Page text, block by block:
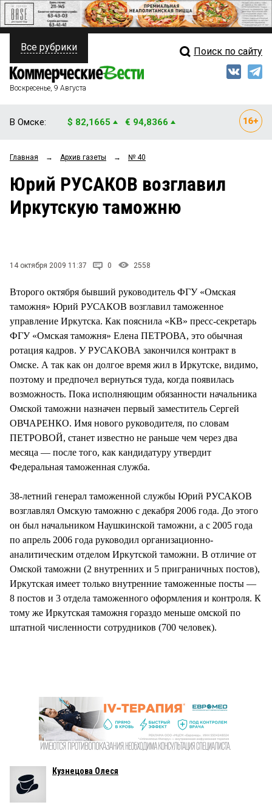
ПОЛИТИКА
ФИНАНСЫ
ОБЩЕСТВО
ЗАКОН
НОВОСТИ КОМПАНИЙ
СТИЛЬ ЖИЗНИ
Свежий выпуск
Рейтинги
Блоги
Все рубрики Поиск по сайту
Воскресенье, 9 Августа
В Омске: $ 82,1665 € 94,8366
Главная → Архив газеты → № 40
Юрий РУСАКОВ возглавил
Иркутскую таможню
14 октября 2009 11:37 0 2558
Второго октября бывший руководитель ФГУ «Омская
таможня» Юрий РУСАКОВ возглавил таможенное
управление Иркутска. Как пояснила «КВ» пресс-секретарь
ФГУ «Омская таможня» Елена ПЕТРОВА, это обычная
ротация кадров. У РУСАКОВА закончился контракт в
Омске. А так как он долгое время жил в Иркутске, видимо,
поэтому и предпочел вернуться туда, когда появилась
возможность. Пока исполняющим обязанности начальника
Омской таможни назначен первый заместитель Сергей
ОВЧАРЕНКО. Имя нового руководителя, по словам
ПЕТРОВОЙ, станет известно не раньше чем через два
месяца — после того, как кандидатуру утвердит
Федеральная таможенная служба.
38-летний генерал таможенной службы Юрий РУСАКОВ
возглавлял Омскую таможню с декабря 2006 года. До этого
он был начальником Наушкинской таможни, а с 2005 года
по апрель 2006 года руководил организационно-
аналитическим отделом Иркутской таможни. В отличие от
Омской таможни (2 внутренних и 5 приграничных постов),
Иркутская имеет только внутренние таможенные посты —
8 постов и 3 отдела таможенного оформления и контроля. К
тому же Иркутская таможня гораздо меньше омской по
штатной численности сотрудников (700 человек).
Кузнецова Олеся